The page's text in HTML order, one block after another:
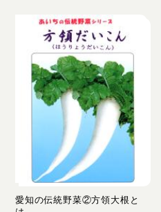
愛知の伝統野菜②方領大根と